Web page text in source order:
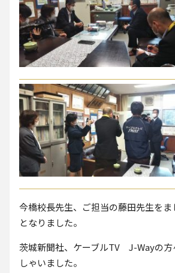
今橋校長先生、ご担当の藤田先生を
となりました。
茨城新聞社、ケーブルTV J-Wayの方
しゃいました。